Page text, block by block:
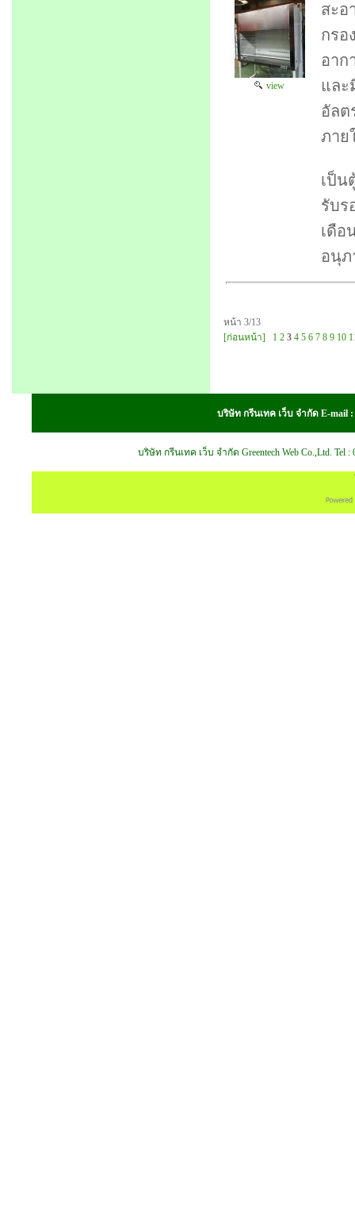
view
สะอ
กรอ
อาก
และ
อัลต
ภาย
เป็น
รับร
เดือ
อนุภ
หน้า 3/13
[ก่อนหน้า]
1 2 3 4 5 6 7 8 9 10
บริษัท กรีนเทค เว็บ จำกัด E-mail :
บริษัท กรีนเทค เว็บ จำกัด Greentech Web Co.,Ltd. Tel :